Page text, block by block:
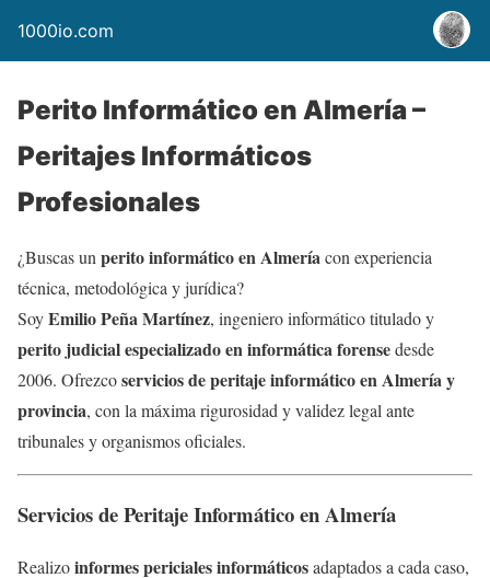
1000io.com
Perito Informático en Almería –
Peritajes Informáticos
Profesionales
¿Buscas un perito informático en Almeríacon experiencia
técnica, metodológica y jurídica?
SoyEmilio Peña Martínez, ingeniero informático titulado y
perito judicial especializado en informática forensedesde
2006. Ofrezcoservicios de peritaje informático en Almería y
provincia, con la máxima rigurosidad y validez legal ante
tribunales y organismos oficiales.
Servicios de Peritaje Informático en Almería
Realizoinformes periciales informáticosadaptados a cada caso,